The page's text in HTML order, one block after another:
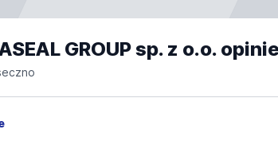
GROUP sp. z o.o. opinie